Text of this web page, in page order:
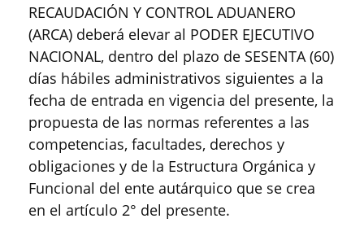
RECAUDACIÓN Y CONTROL ADUANERO
(ARCA) deberá elevar al PODER EJECUTIVO
NACIONAL, dentro del plazo de SESENTA (60)
días hábiles administrativos siguientes a la
fecha de entrada en vigencia del presente, la
propuesta de las normas referentes a las
competencias, facultades, derechos y
obligaciones y de la Estructura Orgánica y
Funcional del ente autárquico que se crea
en el artículo 2° del presente.